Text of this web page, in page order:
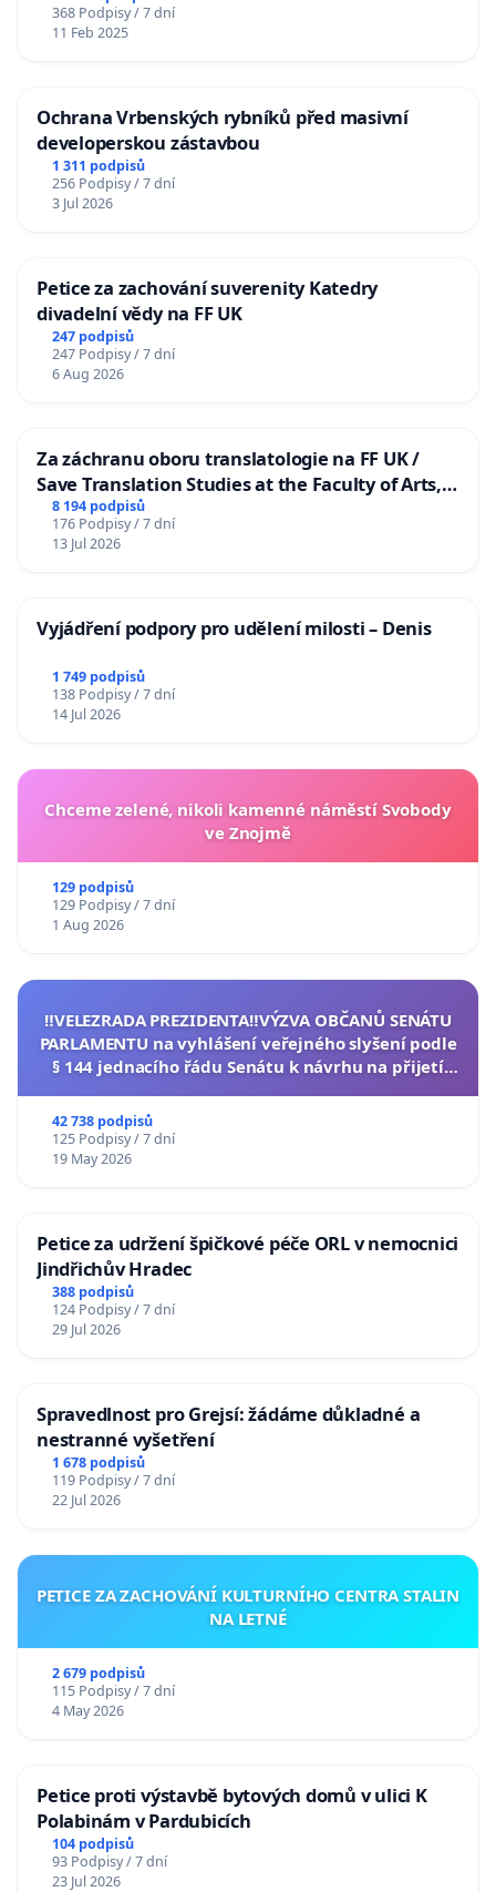
368 Podpisy / 7 dní
11 Feb 2025
Ochrana Vrbenských rybníků před masivní
developerskou zástavbou
1 311 podpisů
256 Podpisy / 7 dní
3 Jul 2026
Petice za zachování suverenity Katedry
divadelní vědy na FF UK
247 podpisů
247 Podpisy / 7 dní
6 Aug 2026
Za záchranu oboru translatologie na FF UK /
Save Translation Studies at the Faculty of Arts,
Charles University
8 194 podpisů
176 Podpisy / 7 dní
13 Jul 2026
Vyjádření podpory pro udělení milosti – Denis
1 749 podpisů
138 Podpisy / 7 dní
14 Jul 2026
Chceme zelené, nikoli kamenné náměstí Svobody
ve Znojmě
129 podpisů
129 Podpisy / 7 dní
1 Aug 2026
‼️VELEZRADA PREZIDENTA‼️VÝZVA OBČANŮ SENÁTU
PARLAMENTU na vyhlášení veřejného slyšení podle
§ 144 jednacího řádu Senátu k návrhu na přijetí
42 738 podpisů
125 Podpisy / 7 dní
19 May 2026
Petice za udržení špičkové péče ORL v nemocnici
Jindřichův Hradec
388 podpisů
124 Podpisy / 7 dní
29 Jul 2026
Spravedlnost pro Grejsí: žádáme důkladné a
nestranné vyšetření
1 678 podpisů
119 Podpisy / 7 dní
22 Jul 2026
PETICE ZA ZACHOVÁNÍ KULTURNÍHO CENTRA STALIN
NA LETNÉ
2 679 podpisů
115 Podpisy / 7 dní
4 May 2026
Petice proti výstavbě bytových domů v ulici K
Polabinám v Pardubicích
104 podpisů
93 Podpisy / 7 dní
23 Jul 2026